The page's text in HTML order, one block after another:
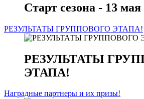
Старт сезона - 13 мая
РЕЗУЛЬТАТЫ ГРУППОВОГО ЭТАПА!
РЕЗУЛЬТАТЫ
ЭТАПА!
Наградные партнеры и их призы!